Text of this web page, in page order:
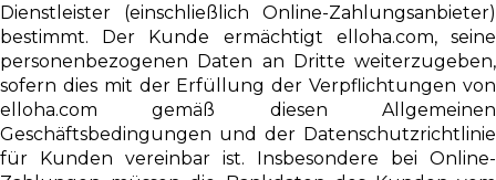
Dienstleister (einschließlich Online-Zahlungsanbieter)
bestimmt. Der Kunde ermächtigt elloha.com, seine
personenbezogenen Daten an Dritte weiterzugeben,
sofern dies mit der Erfüllung der Verpflichtungen von
elloha.com gemäß diesen Allgemeinen
Geschäftsbedingungen und der Datenschutzrichtlinie
für Kunden vereinbar ist. Insbesondere bei Online-